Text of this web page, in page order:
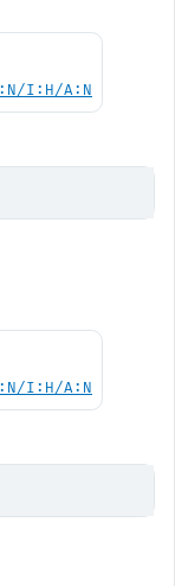
I:H/A:N
I:H/A:N